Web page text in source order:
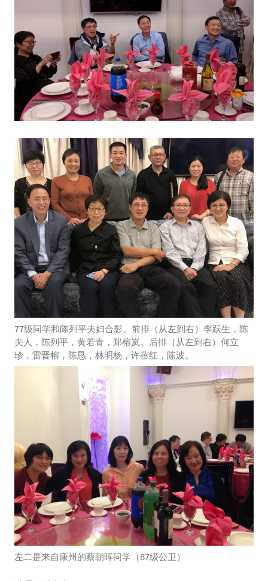
77级同学和陈列平夫妇合影。前排（从左到右）李跃生，陈
夫人，陈列平，黄若青，郑榕岚。后排（从左到右）何立
珍，雷晋榕，陈恳，林明杨，许蓓红，陈波。
左二是来自康州的蔡朝晖同学（87级公卫）